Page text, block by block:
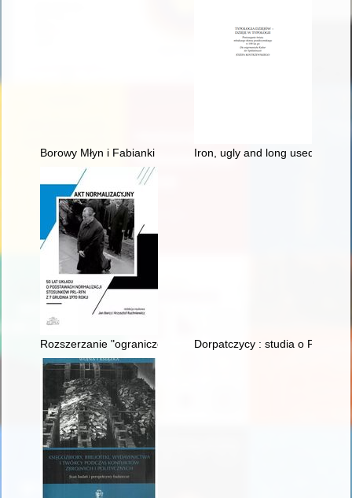
Borowy Młyn i Fabianki : zaginione osady w dawnej Puszczy
Iron, ugly and long used : late
Rozszerzanie "ograniczonej suwerenności"
Dorpatczycy : studia o